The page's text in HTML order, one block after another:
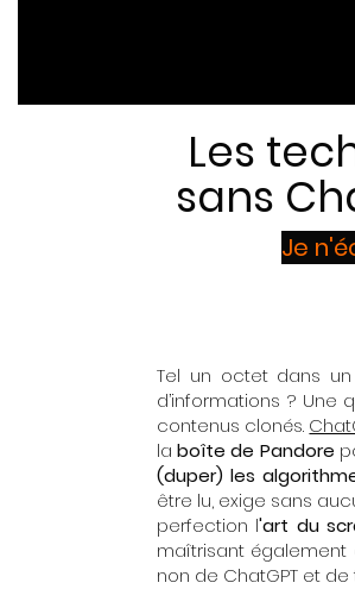
Les
sans
Je
Tel un octet dans
d’informations ? Une
contenus clonés.
la boîte de Pandore
(duper) les
être lu, exige sans
perfection l'art du
maîtrisant
non de ChatGPT et